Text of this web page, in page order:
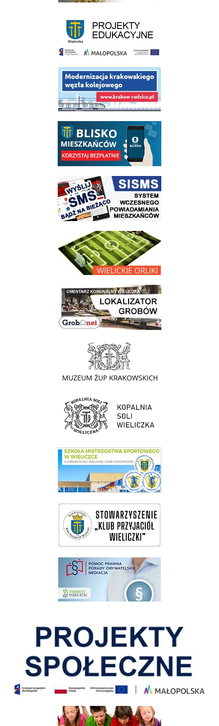
link do opisu projektu budowy linii kolejowej Krakow Rudzice
link do opisu aplikacji - BLISKO, Gmina Wieliczka w aplikacji Blisko
link do strony systemu wczesnego ostrzegania mieszkańców SISMS
link do opisu projektu Wielickie Orliki
link do lokalizatora grobów na wielickim cmentarzu - grobnet
link do strony - Muzeum Żup Krakowskich Wieliczka
link do strony Kopalni Soli Wieliczka
link do SMS Wieliczka
wieliczka-wieliczanie na bis
pomoc prawna wieliczka
Informacja o terminach rekrutacji na rok szkolny 2026/2027